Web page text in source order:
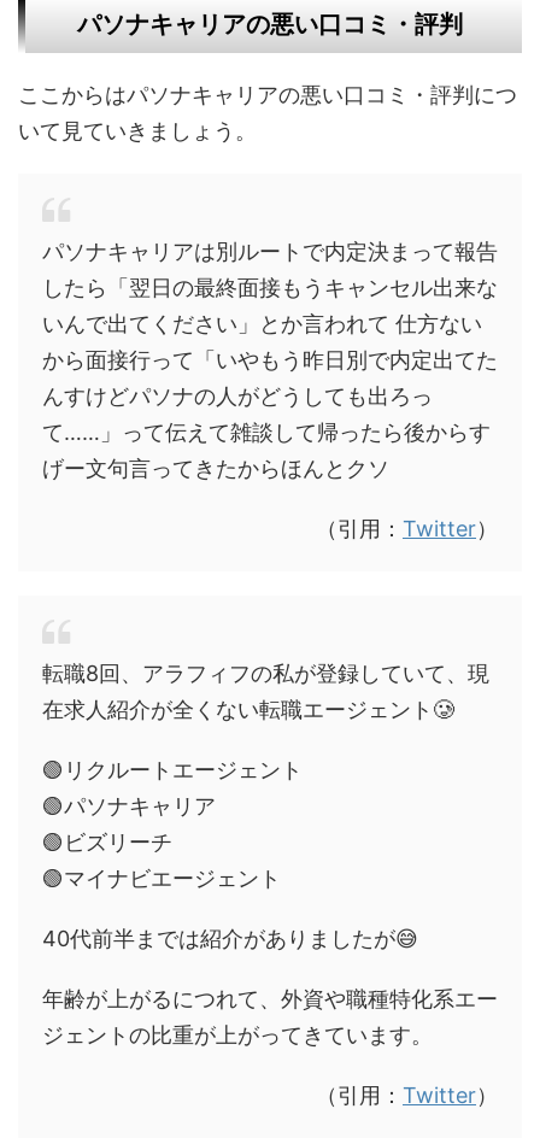
パソナキャリアの悪い口コミ・評判
ここからはパソナキャリアの悪い口コミ・評判につ
いて見ていきましょう。
パソナキャリアは別ルートで内定決まって報告
したら「翌日の最終面接もうキャンセル出来な
いんで出てください」とか言われて 仕方ない
から面接行って「いやもう昨日別で内定出てた
んすけどパソナの人がどうしても出ろっ
て……」って伝えて雑談して帰ったら後からす
げー文句言ってきたからほんとクソ
（引用： Twitter）
転職8回、アラフィフの私が登録していて、現
在求人紹介が全くない転職エージェント🥲
🟢リクルートエージェント
🟢パソナキャリア
🟢ビズリーチ
🟢マイナビエージェント
40代前半までは紹介がありましたが😅
年齢が上がるにつれて、外資や職種特化系エー
ジェントの比重が上がってきています。
（引用： Twitter）